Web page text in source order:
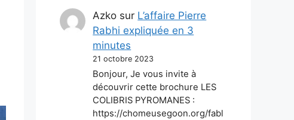
Azko sur L’affaire Pierre
Rabhi expliquée en 3
minutes
21 octobre 2023
Bonjour, Je vous invite à
découvrir cette brochure LES
COLIBRIS PYROMANES :
https://chomeusegoon.org/fabl